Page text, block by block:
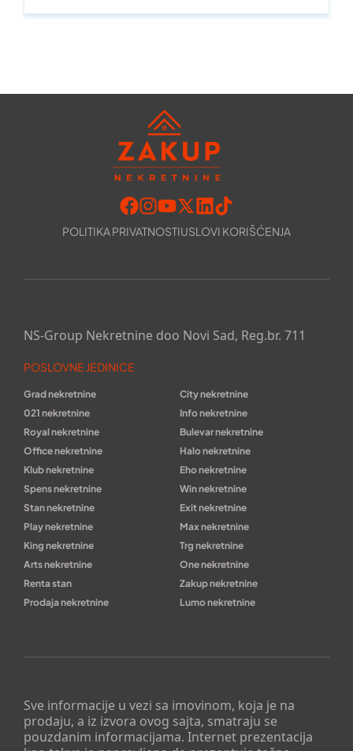
POLITIKA PRIVATNOSTIUSLOVI KORIŠĆENJA
Sve informacije u vezi sa imovinom, koja je na
prodaju, a iz izvora ovog sajta, smatraju se
pouzdanim informacijama. Internet prezentacija
NS-Group Nekretnine doo Novi Sad, Reg.br. 711
POSLOVNE JEDINICE
Grad nekretnine
City nekretnine
021 nekretnine
Info nekretnine
Royal nekretnine
Bulevar nekretnine
Office nekretnine
Halo nekretnine
Klub nekretnine
Eho nekretnine
Spens nekretnine
Win nekretnine
Stan nekretnine
Exit nekretnine
Play nekretnine
Max nekretnine
King nekretnine
Trg nekretnine
Arts nekretnine
One nekretnine
Renta stan
Zakup nekretnine
Prodaja nekretnine
Lumo nekretnine